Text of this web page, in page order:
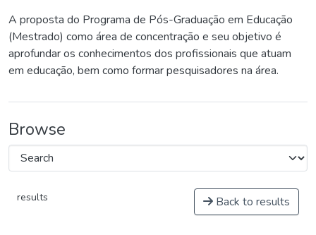
A proposta do Programa de Pós-Graduação em Educação
(Mestrado) como área de concentração e seu objetivo é
aprofundar os conhecimentos dos profissionais que atuam
em educação, bem como formar pesquisadores na área.
Browse
results Back to results